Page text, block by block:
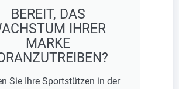
BEREIT, DAS
IHRER
MARKE
Sie Ihre Sportstützen in der